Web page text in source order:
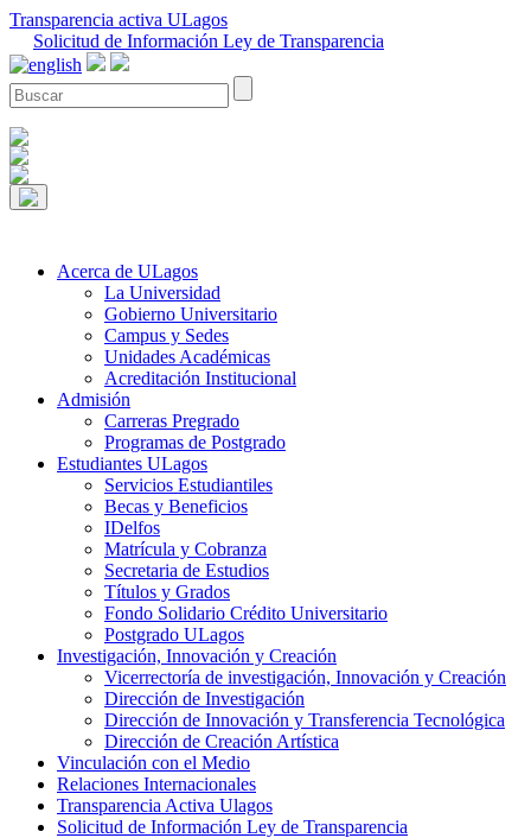
Transparencia activa ULagos
Solicitud de Información Ley de Transparencia
Acerca de ULagos
La Universidad
Gobierno Universitario
Campus y Sedes
Unidades Académicas
Acreditación Institucional
Admisión
Carreras Pregrado
Programas de Postgrado
Estudiantes ULagos
Servicios Estudiantiles
Becas y Beneficios
IDelfos
Matrícula y Cobranza
Secretaria de Estudios
Títulos y Grados
Fondo Solidario Crédito Universitario
Postgrado ULagos
Investigación, Innovación y Creación
Vicerrectoría de investigación, Innovación y Creación
Dirección de Investigación
Dirección de Innovación y Transferencia Tecnológica
Dirección de Creación Artística
Vinculación con el Medio
Relaciones Internacionales
Transparencia Activa Ulagos
Solicitud de Información Ley de Transparencia